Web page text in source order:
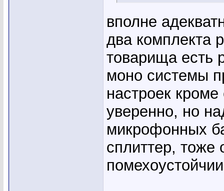
вполне
два комплекта
товарища есть
моно системы
настроек
уверенно, но
микрофонных
сплиттер,